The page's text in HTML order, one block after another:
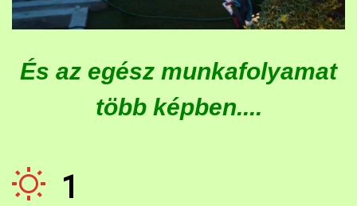
És az egész munkafolyamat
több képben....
1